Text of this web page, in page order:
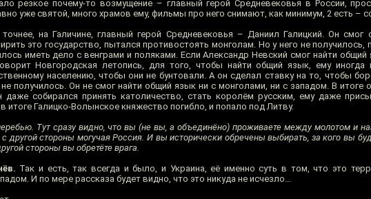
резкое почему-то возмущение – главный герой Средневековья в России,
уже святой, много храмов ему, фильмы про него снимают, как минимум, 2 есть –
на Галичине, главный герой Средневековья – Даниил Галицкий. Он смог
это государство, пытался противостоять монголам. Но у него не
иметь дело с венграми и поляками. Если Александр Невский смог найти
Новгородская летопись, для того, чтобы найти общий язык, ему иногда
населению, чтобы они не бунтовали. А он сделал ставку на то, чтобы
не получилось. Он не смог найти общий язык ни с монголами, ни с западом. В итоге
даже собирался принять католичество, стать королём русским, ему даже
итоге Галицко-Волынское княжество погибло, и попало под Литву.
Тут сразу видно, что вы (не вы, а объединёно) проживаете между молотом и
с другой стороны могучая Россия. И вы исторически обречены выбирать, за кого вы
стороны вы обретёте врага.
Так и есть, так всегда и было, и Украина, её именно суть в том, что это
И по мере рассказа будет видно, что это никуда не исчезло…